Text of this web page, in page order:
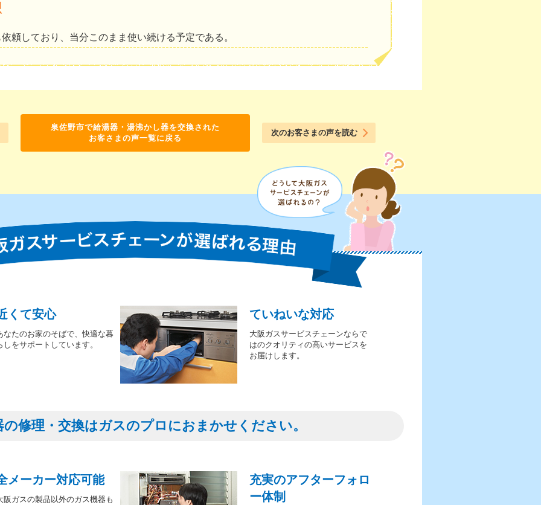
頼しており、当分このまま使い続ける予定である。
泉佐野市で給湯器・湯沸かし器を交換された
お客さまの声一覧に戻る
次のお客さまの声を読む
くて安心
なたのお家のそばで、快適な暮
しをサポートしています。
ていねいな対応
大阪ガスサービスチェーンならで
はのクオリティの高いサービスを
お届けします。
の修理・交換はガスのプロにおまかせください。
メーカー対応可能
阪ガスの製品以外のガス機器も
充実のアフターフォロ
ー体制